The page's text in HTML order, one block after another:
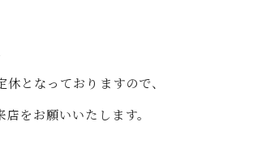
となっておりますので、
をお願いいたします。